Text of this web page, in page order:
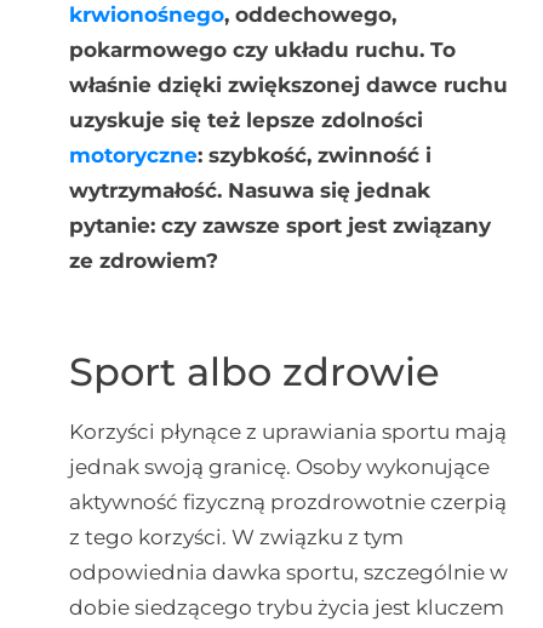
krwionośnego, oddechowego,
pokarmowego czy układu ruchu. To
właśnie dzięki zwiększonej dawce ruchu
uzyskuje się też lepsze zdolności
motoryczne: szybkość, zwinność i
wytrzymałość. Nasuwa się jednak
pytanie: czy zawsze sport jest związany
ze zdrowiem?
Sport albo zdrowie
Korzyści płynące z uprawiania sportu mają
jednak swoją granicę. Osoby wykonujące
aktywność fizyczną prozdrowotnie czerpią
z tego korzyści. W związku z tym
odpowiednia dawka sportu, szczególnie w
dobie siedzącego trybu życia jest kluczem